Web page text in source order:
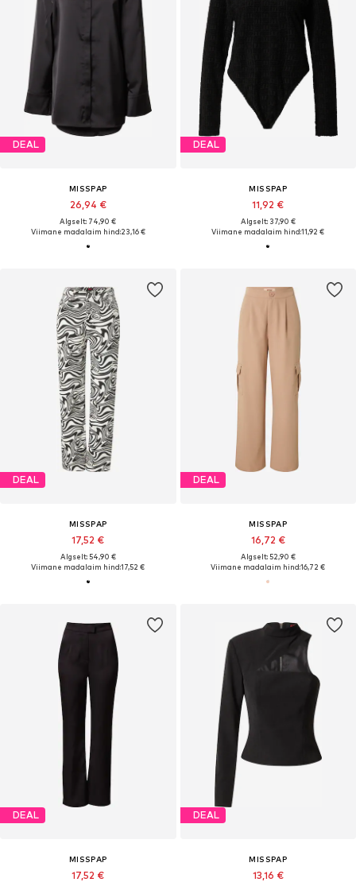
DEAL
MISSPAP
26,94 €
Algselt: 74,90 €
Viimane madalaim hind:23,16 €
DEAL
MISSPAP
11,92 €
Algselt: 37,90 €
Viimane madalaim hind:11,92 €
DEAL
MISSPAP
17,52 €
Algselt: 54,90 €
Viimane madalaim hind:17,52 €
DEAL
MISSPAP
16,72 €
Algselt: 52,90 €
Viimane madalaim hind:16,72 €
DEAL
MISSPAP
17,52 €
DEAL
MISSPAP
13,16 €